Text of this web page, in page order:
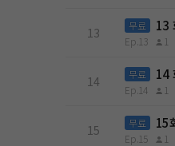
13 무료 13
Ep.13 1
14 무료 14
Ep.14 1
15 무료 15
Ep.15 1